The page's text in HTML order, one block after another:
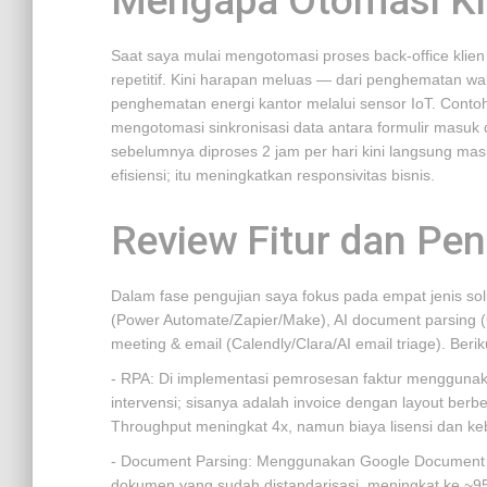
Saat saya mulai mengotomasi proses back-office
repetitif. Kini harapan meluas — dari penghematan
penghematan energi kantor melalui sensor IoT.
mengotomasi sinkronisasi data antara formulir
sebelumnya diproses 2 jam per hari kini langsung
efisiensi; itu meningkatkan responsivitas bisnis.
Review Fitur dan
Dalam fase pengujian saya fokus pada empat jenis
(Power Automate/Zapier/Make), AI document parsing
meeting & email (Calendly/Clara/AI email triage).
- RPA: Di implementasi pemrosesan faktur
intervensi; sisanya adalah invoice dengan layout
Throughput meningkat 4x, namun biaya lisensi dan
- Document Parsing: Menggunakan Google